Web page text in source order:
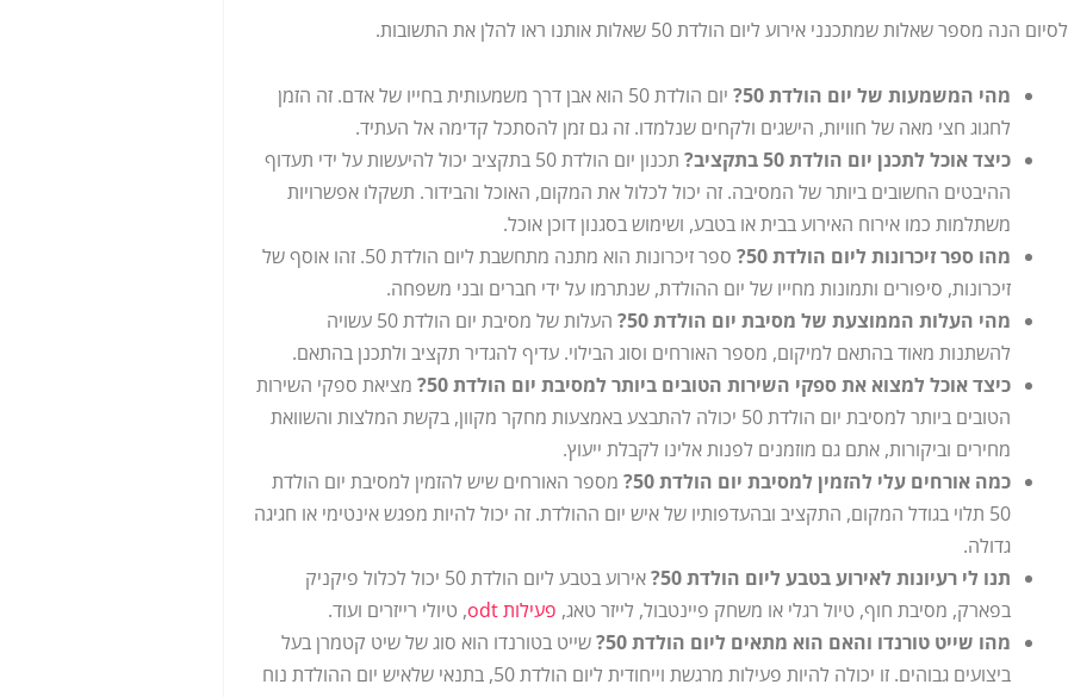
לסיום הנה מספר שאלות שמתכנני אירוע ליום הולדת 50 שאלות אותנו ראו להלן את התשובות.
מהי המשמעות של יום הולדת 50?
יום הולדת 50 הוא אבן דרך משמעותית בחייו של אדם. זה הזמן
לחגוג חצי מאה של חוויות, הישגים ולקחים שנלמדו. זה גם זמן להסתכל קדימה אל העתיד.
כיצד אוכל לתכנן יום הולדת 50 בתקציב?
תכנון יום הולדת 50 בתקציב יכול להיעשות על ידי תעדוף
ההיבטים החשובים ביותר של המסיבה. זה יכול לכלול את המקום, האוכל והבידור. תשקלו אפשרויות
משתלמות כמו אירוח האירוע בבית או בטבע, ושימוש בסגנון דוכן אוכל.
מהו ספר זיכרונות ליום הולדת 50?
ספר זיכרונות הוא מתנה מתחשבת ליום הולדת 50. זהו אוסף של
זיכרונות, סיפורים ותמונות מחייו של יום ההולדת, שנתרמו על ידי חברים ובני משפחה.
מהי העלות הממוצעת של מסיבת יום הולדת 50?
העלותשל מסיבת יום הולדת 50
עשויה
להשתנות מאוד בהתאם למיקום, מספר האורחים וסוג הבילוי. עדיף להגדיר תקציב ולתכנן בהתאם.
כיצד אוכל למצוא את ספקי השירות הטובים ביותר למסיבת יום הולדת 50?
מציאת ספקי השירות
הטובים ביותר למסיבת יום הולדת 50
יכולה להתבצע באמצעות מחקר מקוון, בקשת המלצות והשוואת
מחירים וביקורות, אתם גם מוזמנים לפנות אלינו לקבלת ייעוץ.
כמה אורחים עלי להזמין למסיבת יום הולדת 50?
מספר האורחים שיש להזמין למסיבת יום הולדת
50 תלוי בגודל המקום, התקציב ובהעדפותיו של איש יום ההולדת. זה יכול להיות מפגש אינטימי או חגיגה
גדולה.
תנו לי רעיונות לאירוע בטבע ליום הולדת 50?
אירוע בטבע
ליום הולדת 50 יכול לכלול פיקניק
בפארק, מסיבת חוף, טיול רגלי או משחק פיינטבול, לייזר טאג, פעילות odt , טיולי רייזרים ועוד.
מהו שייט טורנדו והאם הוא מתאים ליום הולדת 50?
שייט בטורנדו הוא סוג של שיט קטמרן בעל
ביצועים גבוהים. זו יכולה להיות פעילות מרגשת וייחודית ליום הולדת 50
, בתנאי שלאיש יום ההולדת נוח